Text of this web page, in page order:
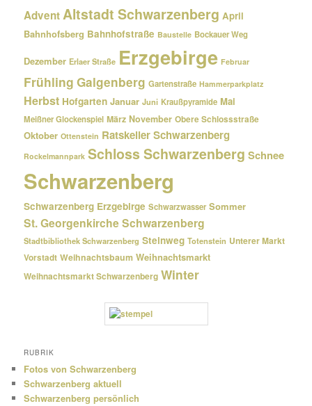
AdventAltstadt Schwarzenberg April
Bahnhofsberg Bahnhofstraße Baustelle Bockauer Weg
Dezember Erlaer Straße Erzgebirge Februar
Frühling Galgenberg Gartenstraße Hammerparkplatz
Herbst Hofgarten Januar Juni Kraußpyramide Mai
Meißner Glockenspiel März November Obere Schlossstraße
Oktober Ottenstein Ratskeller Schwarzenberg
Rockelmannpark Schloss Schwarzenberg Schnee
Schwarzenberg
Schwarzenberg Erzgebirge Schwarzwasser Sommer
St. Georgenkirche Schwarzenberg
Stadtbibliothek Schwarzenberg Steinweg Totenstein Unterer Markt
Vorstadt Weihnachtsbaum Weihnachtsmarkt
Weihnachtsmarkt Schwarzenberg Winter
RUBRIK
Fotos von Schwarzenberg
Schwarzenberg aktuell
Schwarzenberg persönlich